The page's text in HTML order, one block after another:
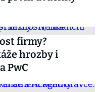
firmy?
hrozby i
PwC